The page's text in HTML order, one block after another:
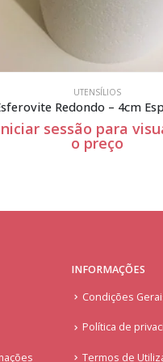
UTENSÍLIOS
sessão para
o preço
INFORMAÇÕES
Condições
Política de
Termos de